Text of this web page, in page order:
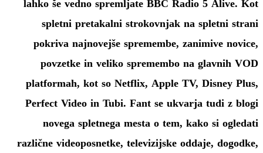
spletni pretakalni strokovnjak na spletni strani
pokriva najnovejše spremembe, zanimive novice,
povzetke in veliko spremembo na glavnih VOD
platformah, kot so Netflix, Apple TV, Disney Plus,
Perfect Video in Tubi. Fant se ukvarja tudi z blogi
novega spletnega mesta o tem, kako si ogledati
različne videoposnetke, televizijske oddaje, dogodke,